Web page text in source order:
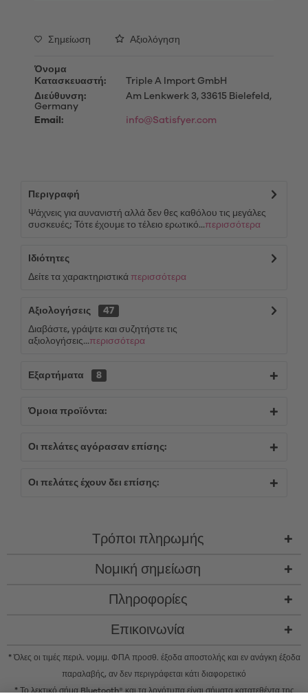
Σημείωση Αξιολόγηση
Όνομα
Κατασκευαστή:
Triple A Import GmbH
Διεύθυνση:
Am Lenkwerk 3, 33615 Bielefeld,
Germany
Email:
info@Satisfyer.com
Περιγραφή
Ψάχνεις για αυνανιστή αλλά δεν θες καθόλου τις μεγάλες
συσκευές; Τότε έχουμε το τέλειο ερωτικό...περισσότερα
Ιδιότητες
Δείτε τα χαρακτηριστικά περισσότερα
Αξιολογήσεις
47
Διαβάστε, γράψτε και συζητήστε τις
αξιολογήσεις...περισσότερα
Εξαρτήματα 8
Όμοια προϊόντα:
Οι πελάτες αγόρασαν επίσης:
Οι πελάτες έχουν δει επίσης:
Τρόποι πληρωμής
Νομική σημείωση
Πληροφορίες
Επικοινωνία
* Όλες οι τιμές περιλ. νομιμ. ΦΠΑ προσθ. έξοδα αποστολής και εν ανάγκη έξοδα
παραλαβής, αν δεν περιγράφεται κάτι διαφορετικό
* Το λεκτικό σήμα Bluetooth® και τα λογότυπα είναι σήματα κατατεθέντα της